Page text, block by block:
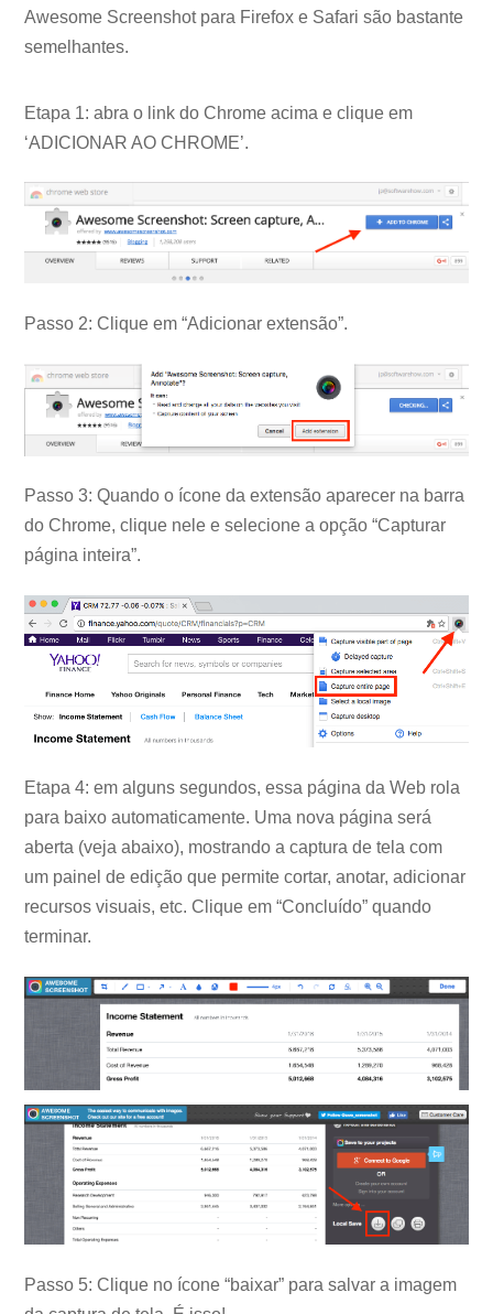
Awesome Screenshot para Firefox e Safari são bastante
semelhantes.
Etapa 1: abra o link do Chrome acima e clique em
‘ADICIONAR AO CHROME’.
Passo 2: Clique em “Adicionar extensão”.
Passo 3: Quando o ícone da extensão aparecer na barra
do Chrome, clique nele e selecione a opção “Capturar
página inteira”.
Etapa 4: em alguns segundos, essa página da Web rola
para baixo automaticamente. Uma nova página será
aberta (veja abaixo), mostrando a captura de tela com
um painel de edição que permite cortar, anotar, adicionar
recursos visuais, etc. Clique em “Concluído” quando
terminar.
Passo 5: Clique no ícone “baixar” para salvar a imagem